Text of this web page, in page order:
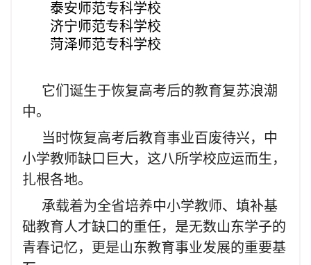
泰安师范专科学校
济宁师范专科学校
菏泽师范专科学校
它们诞生于恢复高考后的教育复苏浪潮
中。
当时恢复高考后教育事业百废待兴，中
小学教师缺口巨大，这八所学校应运而生，
扎根各地。
承载着为全省培养中小学教师、填补基
础教育人才缺口的重任，是无数山东学子的
青春记忆，更是山东教育事业发展的重要基